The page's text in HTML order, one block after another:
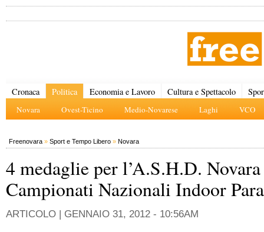
Cronaca Politica
Novara Ovest-Ticino Medio-Novarese Laghi VCO
Economia e Lavoro Cultura e Spettacolo
Freenovara » Sport e Tempo Libero » Novara
4 medaglie per l’A.S.H.D.
Campionati Nazionali Indoor
ARTICOLO | GENNAIO 31, 2012 - 10:56AM